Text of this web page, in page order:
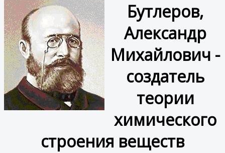
Бутлеров,
Александр
Михайлович -
создатель
теории
химического
строения веществ